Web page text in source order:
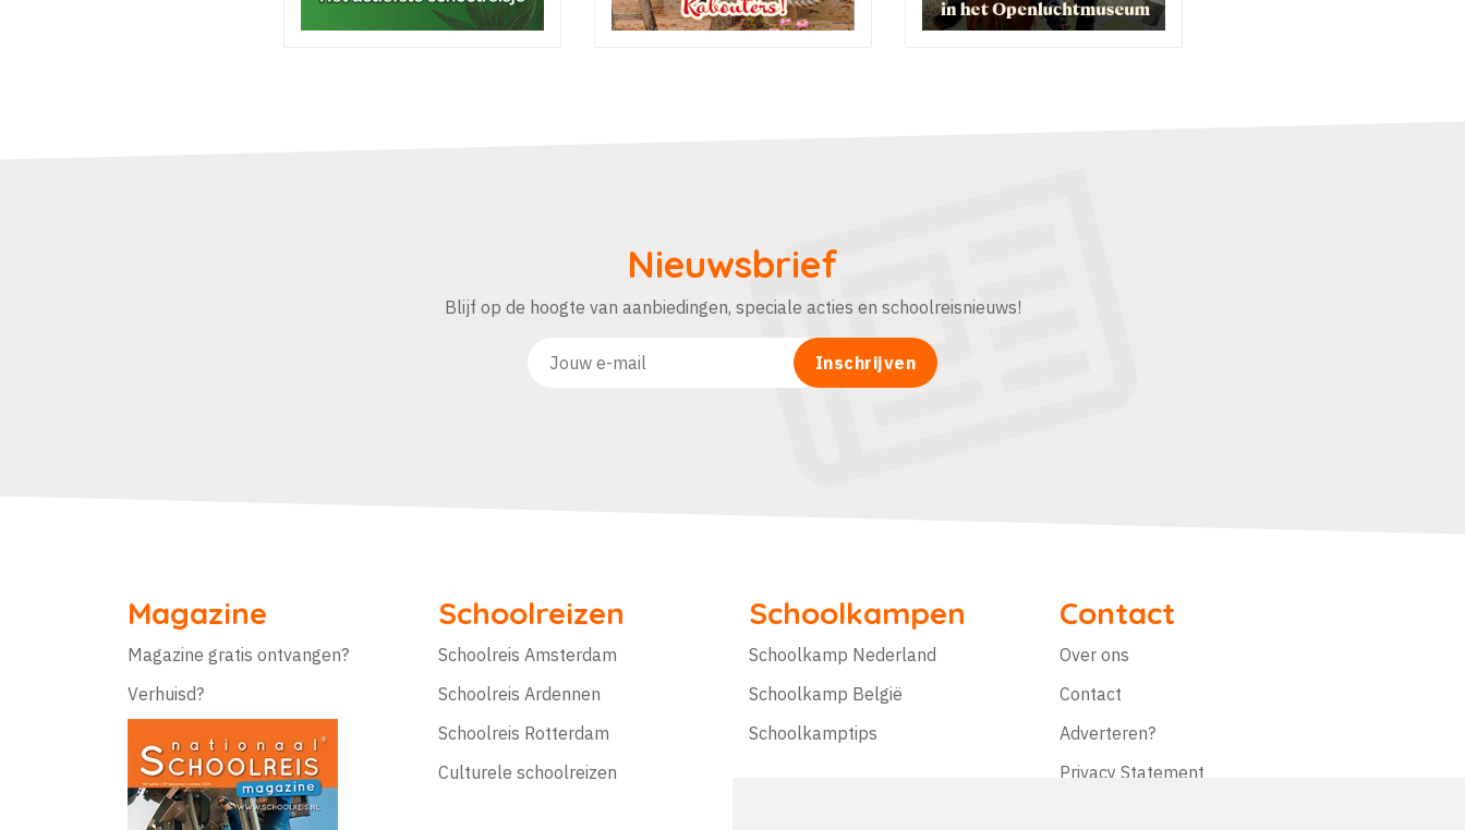
Nieuwsbrief
Blijf op de hoogte van aanbiedingen, speciale acties en schoolreisnieuws!
Magazine
Magazine gratis ontvangen?
Verhuisd?
Schoolreizen
Schoolreis Amsterdam
Schoolreis Ardennen
Schoolreis Rotterdam
Culturele schoolreizen
Schoolkampen
Schoolkamp Nederland
Schoolkamp België
Schoolkamptips
Contact
Over ons
Contact
Adverteren?
Privacy Statement